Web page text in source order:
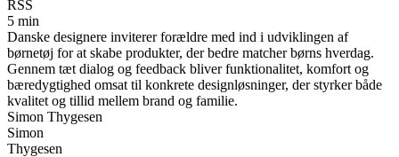
RSS
5 min
Danske designere inviterer forældre med ind i udviklingen af
børnetøj for at skabe produkter, der bedre matcher børns hverdag.
Gennem tæt dialog og feedback bliver funktionalitet, komfort og
bæredygtighed omsat til konkrete designløsninger, der styrker både
kvalitet og tillid mellem brand og familie.
Simon Thygesen
Simon
Thygesen